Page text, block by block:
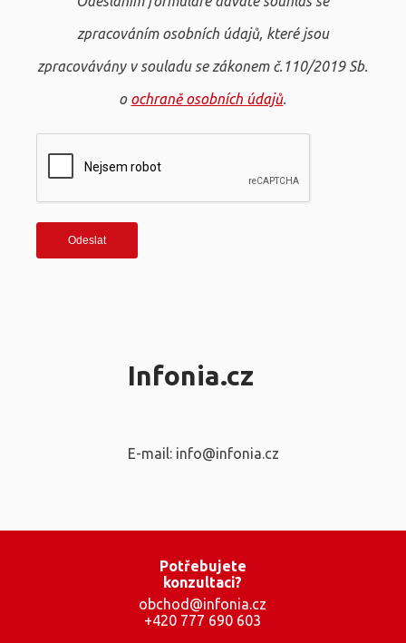
zpracováním osobních údajů, které jsou
zpracovávány v souladu se zákonem č.110/2019 Sb.
o ochraně osobních údajů.
Infonia.cz
E-mail: info@infonia.cz
Potřebujete
konzultaci?
obchod@infonia.cz
+420 777 690 603